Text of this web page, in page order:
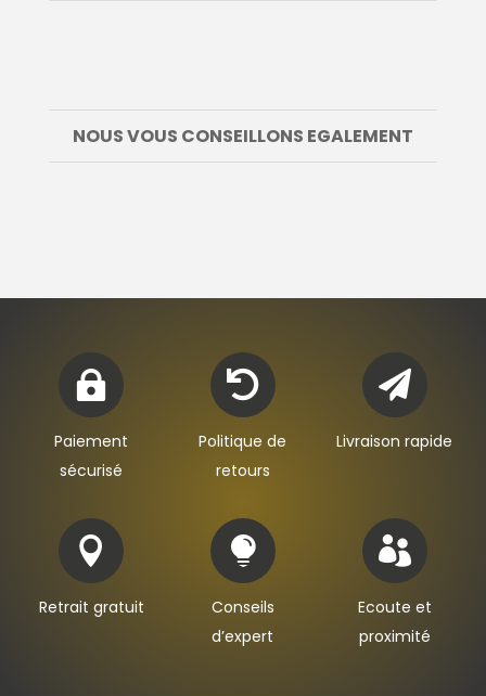
NOUS VOUS CONSEILLONS EGALEMENT

Paiement
sécurisé

Politique de
retours

Livraison rapide

Retrait gratuit

Conseils
d’expert

Ecoute et
proximité